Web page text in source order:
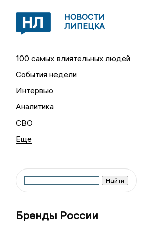
НОВОСТИ
ЛИПЕЦКА
100 самых влиятельных людей
События недели
Интервью
Аналитика
СВО
Бренды России